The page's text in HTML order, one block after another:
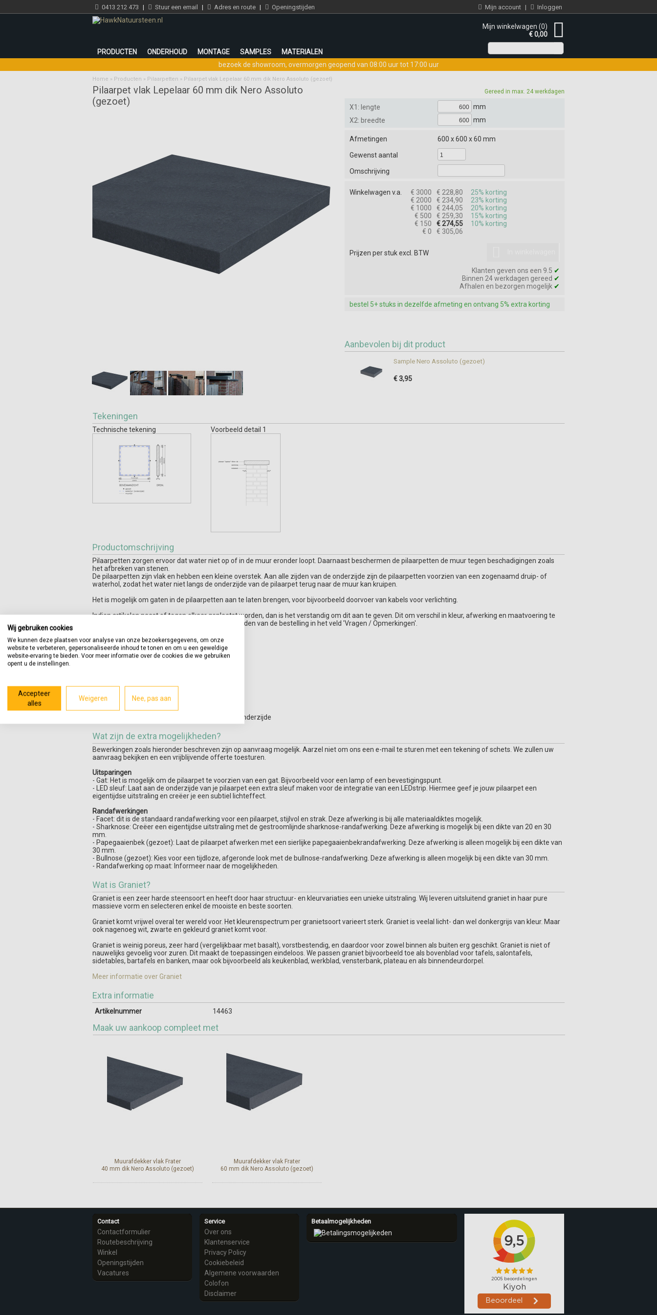
0413 212 473 | Stuur een email | Adres en route | Openingstijden Mijn account | Inloggen
Mijn winkelwagen (0)
€ 0,00
PRODUCTEN ONDERHOUD MONTAGE SAMPLES
MATERIALEN
bezoek de showroom, overmorgen geopend van 08:00 uur tot 17:00 uur
Home » Producten » Pilaarpetten » Pilaarpet vlak Lepelaar 60 mm dik Nero Assoluto (gezoet)
Gereed in max. 24 werkdagen
X1: lengte
mm
X2: breedte
mm
Afmetingen 600 x 600 x 60 mm
Gewenst aantal
Omschrijving
Winkelwagen v.a. € 3000 € 228,80
25% korting
€ 2000
€ 234,90
23% korting
€ 1000
€ 244,05
20% korting
€ 500
€ 259,30
15% korting
€ 150
€ 274,55
10% korting
€ 0
€ 305,06
Prijzen per stuk excl. BTW
Klanten geven ons een 9.5 ✔
Binnen 24 werkdagen gereed ✔
Afhalen en bezorgen mogelijk ✔
bestel 5+ stuks in dezelfde afmeting en ontvang 5% extra korting
Aanbevolen bij dit product
Sample Nero Assoluto (gezoet)
€ 3,95
Pilaarpet vlak Lepelaar 60 mm dik Nero Assoluto
(gezoet)
Tekeningen
Technische tekening Voorbeeld detail 1
Productomschrijving
Pilaarpetten zorgen ervoor dat water niet op of in de muur eronder loopt. Daarnaast beschermen de pilaarpetten de muur tegen beschadigingen zoals
het afbreken van stenen.
De pilaarpetten zijn vlak en hebben een kleine overstek. Aan alle zijden van de onderzijde zijn de pilaarpetten voorzien van een zogenaamd druip- of
waterhol, zodat het water niet langs de onderzijde van de pilaarpet terug naar de muur kan kruipen.
Het is mogelijk om gaten in de pilaarpetten aan te laten brengen, voor bijvoorbeeld doorvoer van kabels voor verlichting.
Indien artikelen naast of tegen elkaar geplaatst worden, dan is het verstandig om dit aan te geven. Dit om verschil in kleur, afwerking en maatvoering te
voorkomen. U kunt dit aangeven tijdens het afronden van de bestelling in het veld 'Vragen / Opmerkingen'.
Gezoete zijden:
boven:
ja
onder:
nee (op verzoek tegen meerprijs)
rechts:
ja
hoekuitsparing:nee
voor, achter, links en rechts aan onderzijde
Wat zijn de extra mogelijkheden?
Bewerkingen zoals hieronder beschreven zijn op aanvraag mogelijk. Aarzel niet om ons een e-mail te sturen met een tekening of schets. We zullen uw
aanvraag bekijken en een vrijblijvende offerte toesturen.
Uitsparingen
- Gat: Het is mogelijk om de pilaarpet te voorzien van een gat. Bijvoorbeeld voor een lamp of een bevestigingspunt.
- LED sleuf: Laat aan de onderzijde van je pilaarpet een extra sleuf maken voor de integratie van een LEDstrip. Hiermee geef je jouw pilaarpet een
eigentijdse uitstraling en creëer je een subtiel lichteffect.
Randafwerkingen
- Facet: dit is de standaard randafwerking voor een pilaarpet, stijlvol en strak. Deze afwerking is bij alle materiaaldiktes mogelijk.
- Sharknose: Creëer een eigentijdse uitstraling met de gestroomlijnde sharknose-randafwerking. Deze afwerking is mogelijk bij een dikte van 20 en 30
mm.
- Papegaaienbek (gezoet): Laat de pilaarpet afwerken met een sierlijke papegaaienbekrandafwerking. Deze afwerking is alleen mogelijk bij een dikte van
30 mm.
- Bullnose (gezoet): Kies voor een tijdloze, afgeronde look met de bullnose-randafwerking. Deze afwerking is alleen mogelijk bij een dikte van 30 mm.
- Randafwerking op maat: Informeer naar de mogelijkheden.
Wat is Graniet?
Graniet is een zeer harde steensoort en heeft door haar structuur- en kleurvariaties een unieke uitstraling. Wij leveren uitsluitend graniet in haar pure
massieve vorm en selecteren enkel de mooiste en beste soorten.
Graniet komt vrijwel overal ter wereld voor. Het kleurenspectrum per granietsoort varieert sterk. Graniet is veelal licht- dan wel donkergrijs van kleur. Maar
ook nagenoeg wit, zwarte en gekleurd graniet komt voor.
Graniet is weinig poreus, zeer hard (vergelijkbaar met basalt), vorstbestendig, en daardoor voor zowel binnen als buiten erg geschikt. Graniet is niet of
nauwelijks gevoelig voor zuren. Dit maakt de toepassingen eindeloos. We passen graniet bijvoorbeeld toe als bovenblad voor tafels, salontafels,
sidetables, bartafels en banken, maar ook bijvoorbeeld als keukenblad, werkblad, vensterbank, plateau en als binnendeurdorpel.
Meer informatie over Graniet
Extra informatie
Artikelnummer 14463
Maak uw aankoop compleet met
Muurafdekker vlak Frater
40 mm dik Nero Assoluto (gezoet)
Muurafdekker vlak Frater
60 mm dik Nero Assoluto (gezoet)
Contact
Contactformulier
Routebeschrijving
Winkel
Openingstijden
Vacatures
Service
Over ons
Klantenservice
Privacy Policy
Cookiebeleid
Algemene voorwaarden
Colofon
Disclaimer
Betaalmogelijkheden
Wij gebruiken cookies
We kunnen deze plaatsen voor analyse van onze bezoekersgegevens, om onze
website te verbeteren, gepersonaliseerde inhoud te tonen en om u een geweldige
website-ervaring te bieden. Voor meer informatie over de cookies die we gebruiken
opent u de instellingen.
Accepteer
alles
Weigeren Nee, pas aan